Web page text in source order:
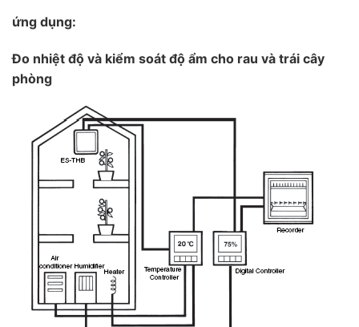
ứng dụng:
Đo nhiệt độ và kiểm soát độ ẩm cho rau và trái cây
phòng